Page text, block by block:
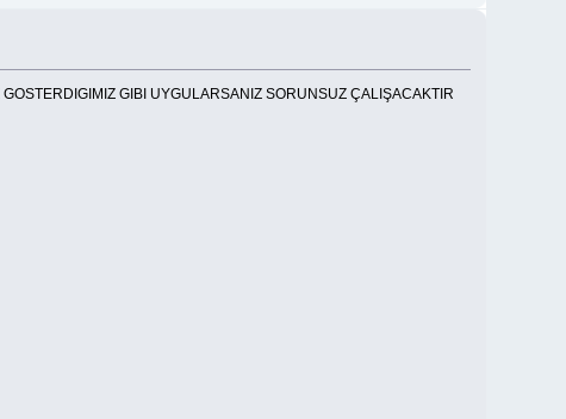
GIBI UYGULARSANIZ SORUNSUZ ÇALIŞACAKTIR